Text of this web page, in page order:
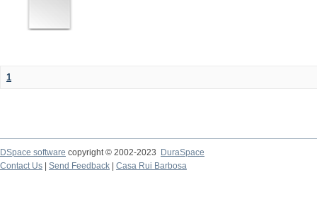
1
DSpace software copyright © 2002-2023
DuraSpace
Contact Us
Send Feedback Casa Rui Barbosa